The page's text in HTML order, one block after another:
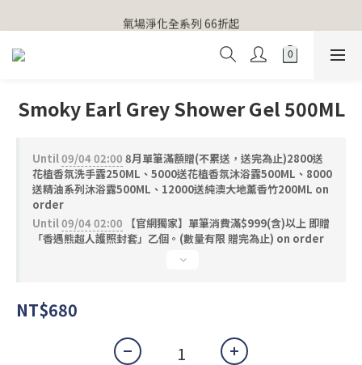
【官網獨家】首次消費 不限金額 即送 香遇熊超人行李吊牌
氣場淨化全系列 66折起
【官網獨家】首次消費 不限金額 即送 香遇熊超人行李吊牌
Smoky Earl Grey Shower Gel 500ML
Until09/04 02:00 8月單筆滿額贈(不累送，送完為止)2800送
花植香氛洗手露250ML、5000送花植香氛沐浴露500ML、8000
送精油系列沐浴露500ML、12000送純澳大地薰香竹200ML on
order
Until09/04 02:00 【官網獨家】單筆消費滿$999(含)以上 即贈
「香遇熊超人護照封套」乙個。(數量有限 贈完為止) on order
NT$680